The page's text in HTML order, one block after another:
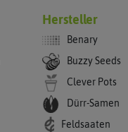
Hersteller
Benary
Buzzy Seeds
Clever Pots
Dürr-Samen
Feldsaaten